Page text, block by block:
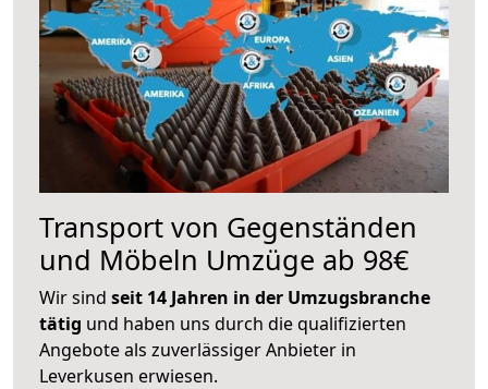
Transport von Gegenständen
und Möbeln Umzüge ab 98€
Wir sind seit 14 Jahren in der Umzugsbranche
tätig und haben uns durch die qualifizierten
Angebote als zuverlässiger Anbieter in
Leverkusen erwiesen.